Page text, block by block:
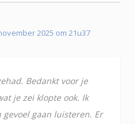
2025 om 21u37
Bedankt voor je
je zei klopte ook. Ik
gaan luisteren. Er